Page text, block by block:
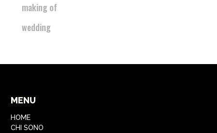
making of
wedding
MENU
HOME
CHI SONO